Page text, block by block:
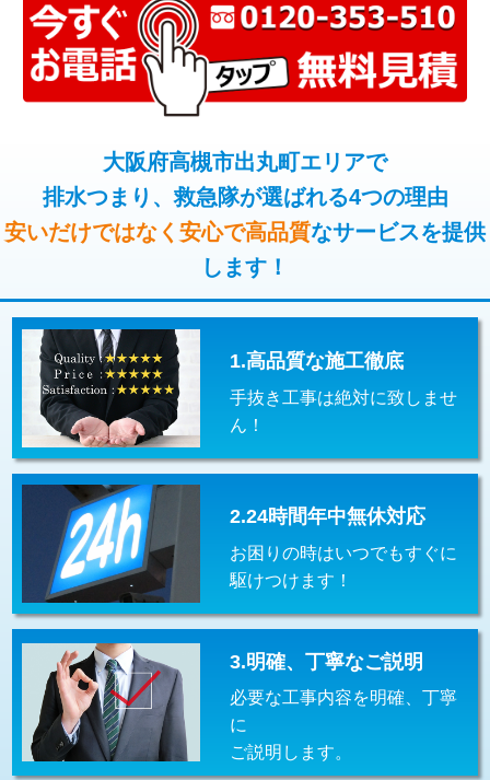
マス交換（深さ50㎝以上） 66,000円
コンクリート斫り（厚さ10㎝まで） 27,500円
コンクリート斫り（厚さ10㎝超え） 38,500円
モルタル補修（厚さ10㎝まで） 27,500円
モルタル補修（厚さ10㎝超え） 38,500円
追加人工 16,500円
追加トーラー機使用/3m超え +3,300円
カメラ調査 33,000円
止水・漏水調査・防水処理・清掃・修
理・調整・分解・加工など（軽作業）
11,000円
止水・漏水調査・防水処理・清掃・修
理・調整・分解・加工など（中作業）
22,000円
止水・漏水調査・防水処理・清掃・修
理・調整・分解・加工など（重作業）
33,000円
その他部品の脱着 8,800円～
交換・取付（タンク） 22,000円+材料費
交換・取付(単水栓（壁付・デッキ
式）)
13,200円+材料費
交換・取付(混合水栓（壁付・デッキ
式・ワンホール）)
16,500円+材料費
交換・取付(排水栓・排水トラップ
（P/S/ポップアップ））
22,000円+材料費
交換・取付（その他部品） 11,000円+材料費
持込商品取付（単水栓） 13,200円
持込商品取付（混合水栓） 16,500円
大阪府高槻市出丸町エリアで
排水つまり、救急隊が選ばれる4つの理由
安いだけではなく安心で高品質なサービスを提供
します！
1.高品質な施工徹底
手抜き工事は絶対に致しませ
ん！
2.24時間年中無休対応
お困りの時はいつでもすぐに
駆けつけます！
3.明確、丁寧なご説明
必要な工事内容を明確、丁寧
に
ご説明します。